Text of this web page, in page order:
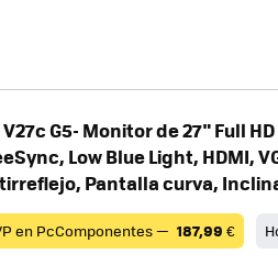
V27c G5- Monitor de 27" Full
Low Blue Light, HDMI,
Pantalla curva,
en PcComponentes — 187,99 €